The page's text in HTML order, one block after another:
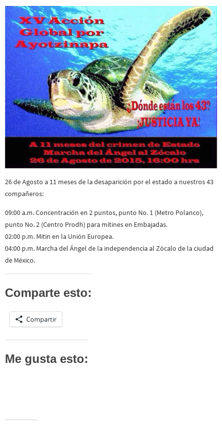
26 de Agosto a 11 meses de la desaparición por el estado a nuestros 43
compañeros:
09:00 a.m. Concentración en 2 puntos, punto No. 1 (Metro Polanco),
punto No. 2 (Centro Prodh) para mítines en Embajadas.
02:00 p.m. Mitin en la Unión Europea.
04:00 p.m. Marcha del Ángel de la independencia al Zócalo de la ciudad
de México.
Comparte esto:
Compartir
Me gusta esto: